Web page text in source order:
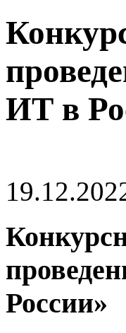
ИТ в
России»